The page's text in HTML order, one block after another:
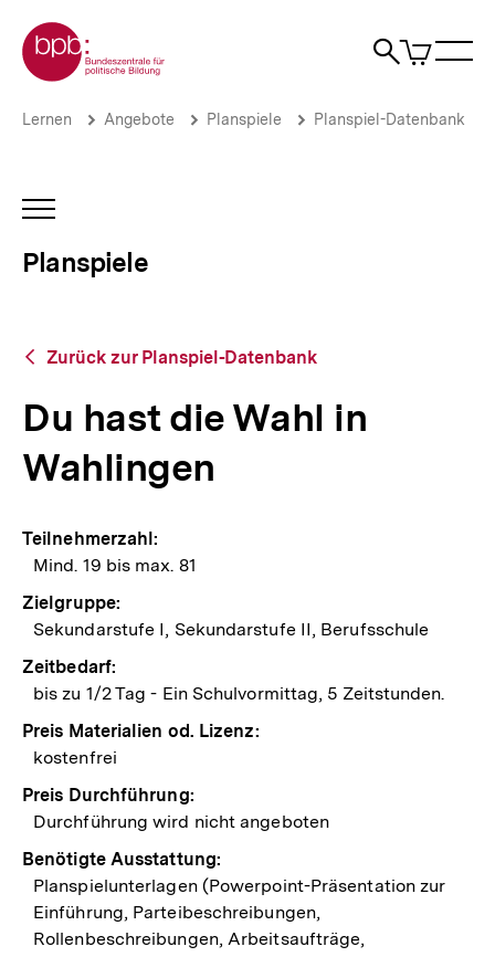
zum
Seiteninhalt
springen
Zur Startseite der bpb
Suche
Artikel
im
Du
Wahlingen
Planspiele
Brotkrümelnavigation
Pfadnavigation
Lernen Angebote Planspiele Planspiel-Datenbank
INHALTSNAVIGATION
Planspiele
Zurück
Planspiel-
Datenbank
Zurück zur Planspiel-Datenbank
Du hast die Wahl in
Wahlingen
Teilnehmerzahl:
Mind. 19 bis max. 81
Zielgruppe:
Sekundarstufe I, Sekundarstufe II, Berufsschule
Zeitbedarf:
bis zu 1/2 Tag - Ein Schulvormittag, 5 Zeitstunden.
Preis Materialien od. Lizenz:
kostenfrei
Preis Durchführung:
Durchführung wird nicht angeboten
Benötigte Ausstattung:
Planspielunterlagen (Powerpoint-Präsentation zur
Einführung, Parteibeschreibungen,
Rollenbeschreibungen, Arbeitsaufträge,